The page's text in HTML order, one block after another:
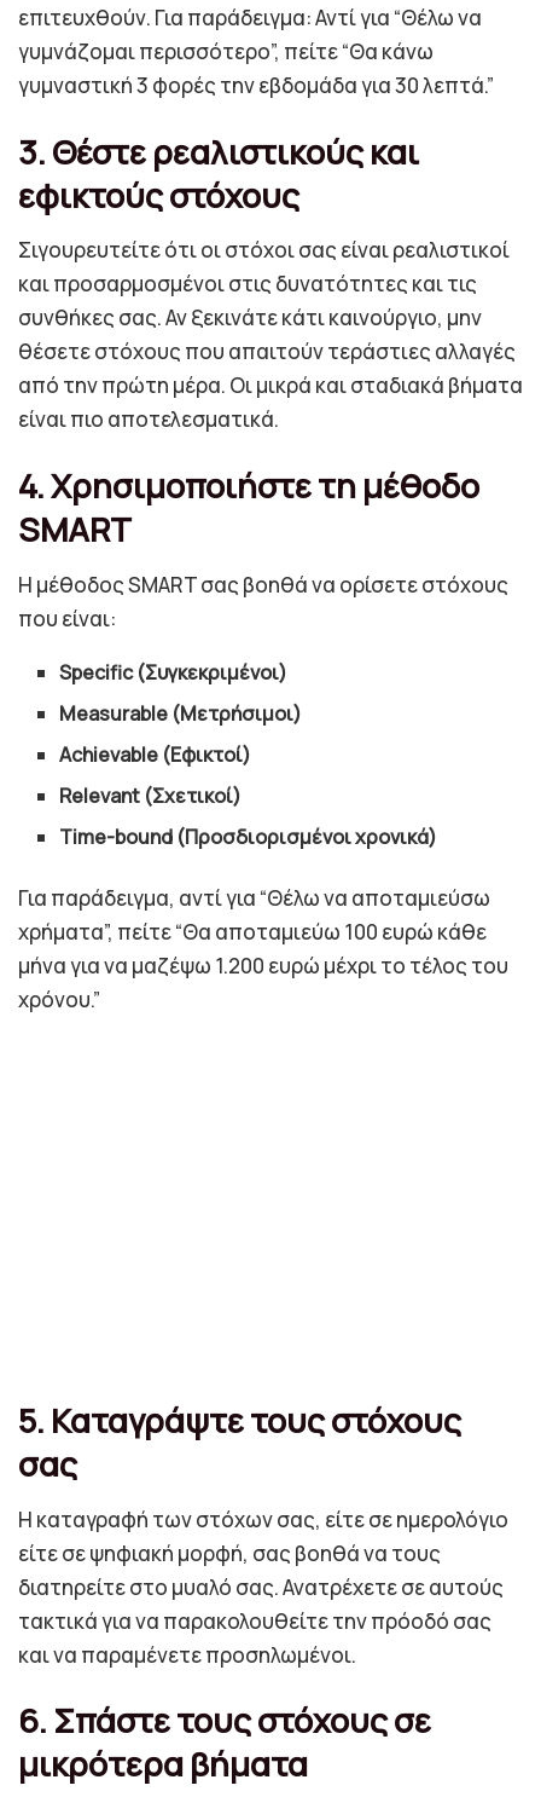
επιτευχθούν. Για παράδειγμα: Αντί για “Θέλω να
γυμνάζομαι περισσότερο”, πείτε “Θα κάνω
γυμναστική 3 φορές την εβδομάδα για 30 λεπτά.”
3. Θέστε ρεαλιστικούς και
εφικτούς στόχους
Σιγουρευτείτε ότι οι στόχοι σας είναι ρεαλιστικοί
και προσαρμοσμένοι στις δυνατότητες και τις
συνθήκες σας. Αν ξεκινάτε κάτι καινούργιο, μην
θέσετε στόχους που απαιτούν τεράστιες αλλαγές
από την πρώτη μέρα. Οι μικρά και σταδιακά βήματα
είναι πιο αποτελεσματικά.
4. Χρησιμοποιήστε τη μέθοδο
SMART
Η μέθοδος SMART σας βοηθά να ορίσετε στόχους
που είναι:
Specific (Συγκεκριμένοι)
Measurable (Μετρήσιμοι)
Achievable (Εφικτοί)
Relevant (Σχετικοί)
Time-bound (Προσδιορισμένοι χρονικά)
Για παράδειγμα, αντί για “Θέλω να αποταμιεύσω
χρήματα”, πείτε “Θα αποταμιεύω 100 ευρώ κάθε
μήνα για να μαζέψω 1.200 ευρώ μέχρι το τέλος του
χρόνου.”
5. Καταγράψτε τους στόχους
σας
Η καταγραφή των στόχων σας, είτε σε ημερολόγιο
είτε σε ψηφιακή μορφή, σας βοηθά να τους
διατηρείτε στο μυαλό σας. Ανατρέχετε σε αυτούς
τακτικά για να παρακολουθείτε την πρόοδό σας
και να παραμένετε προσηλωμένοι.
6. Σπάστε τους στόχους σε
μικρότερα βήματα